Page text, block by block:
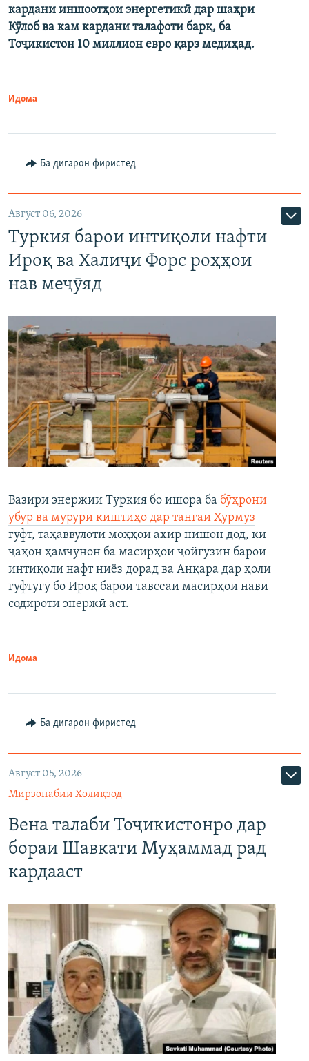
кардани иншоотҳои энергетикӣ дар шаҳри
Кӯлоб ва кам кардани талафоти барқ, ба
Тоҷикистон 10 миллион евро қарз медиҳад.
Идома
Ба дигарон фиристед
Август 06, 2026
Туркия барои интиқоли нафти
Ироқ ва Халиҷи Форс роҳҳои
нав меҷӯяд
Вазири энержии Туркия бо ишора ба бӯҳрони
убур ва мурури киштиҳо дар тангаи Ҳурмуз
гуфт, таҳаввулоти моҳҳои ахир нишон дод, ки
ҷаҳон ҳамчунон ба масирҳои ҷойгузин барои
интиқоли нафт ниёз дорад ва Анқара дар ҳоли
гуфтугӯ бо Ироқ барои тавсеаи масирҳои нави
содироти энержӣ аст.
Идома
Ба дигарон фиристед
Август 05, 2026
Мирзонабии Холиқзод
Вена талаби Тоҷикистонро дар
бораи Шавкати Муҳаммад рад
кардааст